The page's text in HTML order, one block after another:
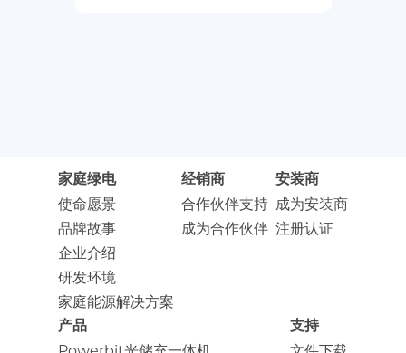
家庭绿电
使命愿景
品牌故事
企业介绍
研发环境
家庭能源解决方案
经销商
合作伙伴支持
成为合作伙伴
安装商
成为安装商
注册认证
产品
支持